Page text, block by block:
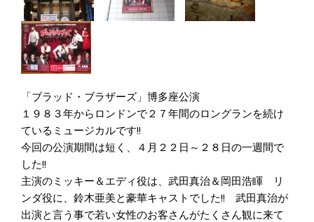
「ブラッド・ブラザーズ」博多座公演
１９８３年からロンドンで２７年間のロングランを続け
ているミュージカルです!!
今回の公演期間は短く、４月２２日～２８日の一週間で
した!!
主演のミッキー＆エディ役は、武田真治＆岡田浩睴 リ
ンダ役に、鈴木亜美と豪華キャストでした!! 武田真治が
出演と言う事で若い女性のお客さんがたくさん観に来て